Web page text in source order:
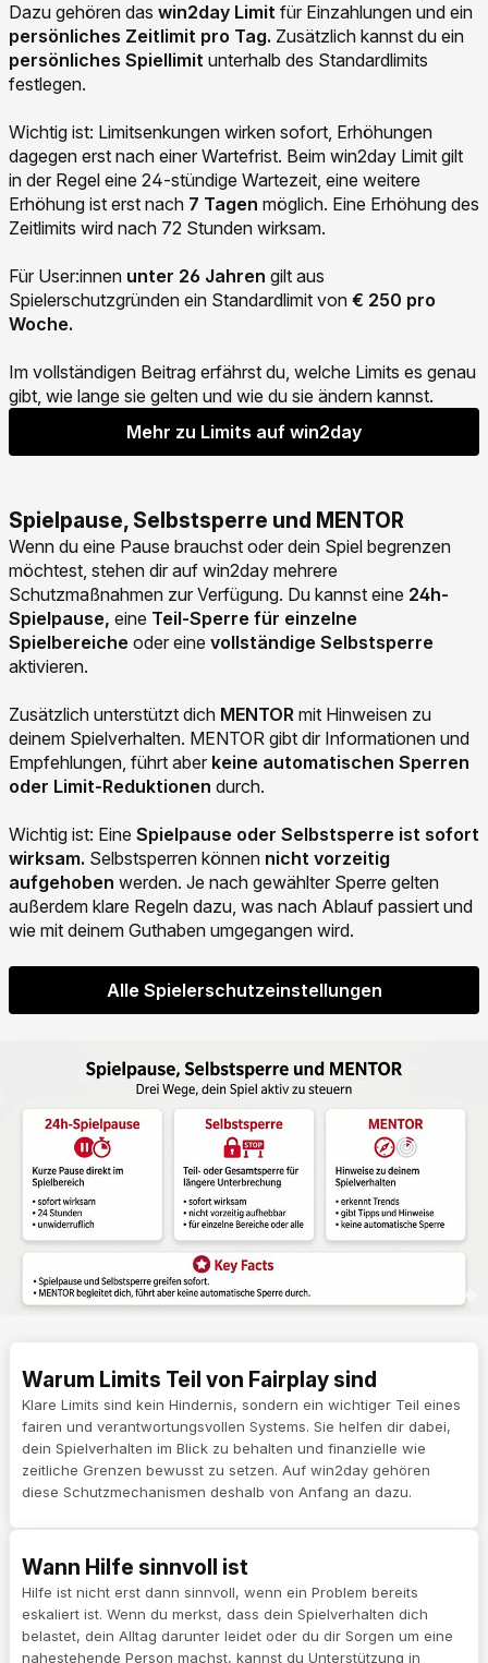
Dazu gehören das win2day Limit für Einzahlungen und ein
persönliches Zeitlimit pro Tag. Zusätzlich kannst du ein
persönliches Spiellimit unterhalb des Standardlimits
festlegen.
Wichtig ist: Limitsenkungen wirken sofort, Erhöhungen
dagegen erst nach einer Wartefrist. Beim win2day Limit gilt
in der Regel eine 24-stündige Wartezeit, eine weitere
Erhöhung ist erst nach 7 Tagen möglich. Eine Erhöhung des
Zeitlimits wird nach 72 Stunden wirksam.
Für User:innen unter 26 Jahren gilt aus
Spielerschutzgründen ein Standardlimit von € 250 pro
Woche.
Im vollständigen Beitrag erfährst du, welche Limits es genau
gibt, wie lange sie gelten und wie du sie ändern kannst.
Mehr zu Limits auf win2day
Spielpause, Selbstsperre und MENTOR
Wenn du eine Pause brauchst oder dein Spiel begrenzen
möchtest, stehen dir auf win2day mehrere
Schutzmaßnahmen zur Verfügung. Du kannst eine 24h-
Spielpause, eine Teil-Sperre für einzelne
Spielbereiche oder eine vollständige Selbstsperre
aktivieren.
Zusätzlich unterstützt dich MENTOR mit Hinweisen zu
deinem Spielverhalten. MENTOR gibt dir Informationen und
Empfehlungen, führt aber keine automatischen Sperren
oder Limit-Reduktionen durch.
Wichtig ist: Eine Spielpause oder Selbstsperre ist sofort
wirksam. Selbstsperren können nicht vorzeitig
aufgehoben werden. Je nach gewählter Sperre gelten
außerdem klare Regeln dazu, was nach Ablauf passiert und
wie mit deinem Guthaben umgegangen wird.
Alle Spielerschutzeinstellungen
Warum Limits Teil von Fairplay sind
Klare Limits sind kein Hindernis, sondern ein wichtiger Teil eines
fairen und verantwortungsvollen Systems. Sie helfen dir dabei,
dein Spielverhalten im Blick zu behalten und finanzielle wie
zeitliche Grenzen bewusst zu setzen. Auf win2day gehören
diese Schutzmechanismen deshalb von Anfang an dazu.
Wann Hilfe sinnvoll ist
Hilfe ist nicht erst dann sinnvoll, wenn ein Problem bereits
eskaliert ist. Wenn du merkst, dass dein Spielverhalten dich
belastet, dein Alltag darunter leidet oder du dir Sorgen um eine
nahestehende Person machst, kannst du Unterstützung in